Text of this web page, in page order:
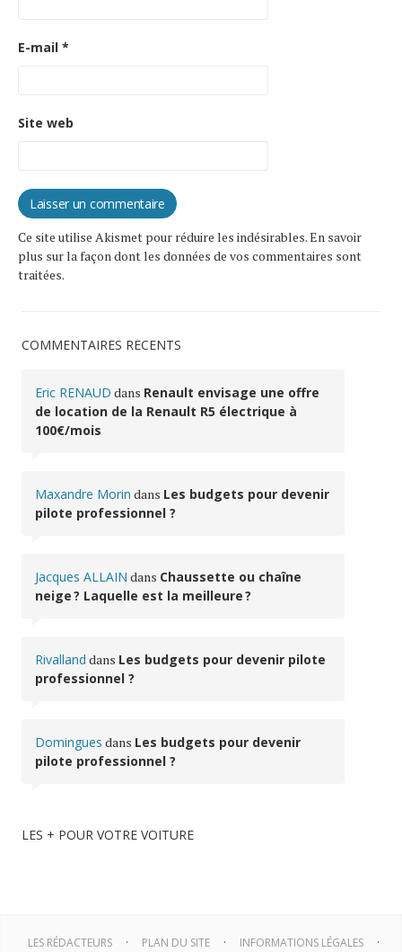
E-mail *
Site web
Ce site utilise Akismet pour réduire les indésirables.En savoir
plus sur la façon dont les données de vos commentaires sont
traitées.
COMMENTAIRES RÉCENTS
Eric RENAUD dans Renault envisage une offre
de location de la Renault R5 électrique à
100€/mois
Maxandre Morin dans Les budgets pour devenir
pilote professionnel ?
Jacques ALLAIN dans Chaussette ou chaîne
neige ? Laquelle est la meilleure ?
Rivalland dans Les budgets pour devenir pilote
professionnel ?
Domingues dans Les budgets pour devenir
pilote professionnel ?
LES + POUR VOTRE VOITURE
LES RÉDACTEURS PLAN DU SITE INFORMATIONS LÉGALES